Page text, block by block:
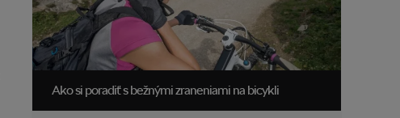
Ako si poradiť s bežnými zraneniami na bicykli